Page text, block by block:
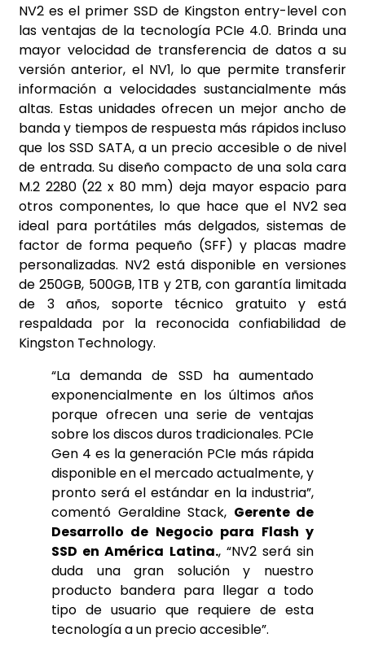
NV2 es el primer SSD de Kingston entry-level con
las ventajas de la tecnología PCIe 4.0. Brinda una
mayor velocidad de transferencia de datos a su
versión anterior, el NV1, lo que permite transferir
información a velocidades sustancialmente más
altas. Estas unidades ofrecen un mejor ancho de
banda y tiempos de respuesta más rápidos incluso
que los SSD SATA, a un precio accesible o de nivel
de entrada. Su diseño compacto de una sola cara
M.2 2280 (22 x 80 mm) deja mayor espacio para
otros componentes, lo que hace que el NV2 sea
ideal para portátiles más delgados, sistemas de
factor de forma pequeño (SFF) y placas madre
personalizadas. NV2 está disponible en versiones
de 250GB, 500GB, 1TB y 2TB, con garantía limitada
de 3 años, soporte técnico gratuito y está
respaldada por la reconocida confiabilidad de
Kingston Technology.
“La demanda de SSD ha aumentado
exponencialmente en los últimos años
porque ofrecen una serie de ventajas
sobre los discos duros tradicionales. PCIe
Gen 4 es la generación PCIe más rápida
disponible en el mercado actualmente, y
pronto será el estándar en la industria”,
comentó Geraldine Stack, Gerente de
Desarrollo de Negocio para Flash y
SSD en América Latina., “NV2 será sin
duda una gran solución y nuestro
producto bandera para llegar a todo
tipo de usuario que requiere de esta
tecnología a un precio accesible”.